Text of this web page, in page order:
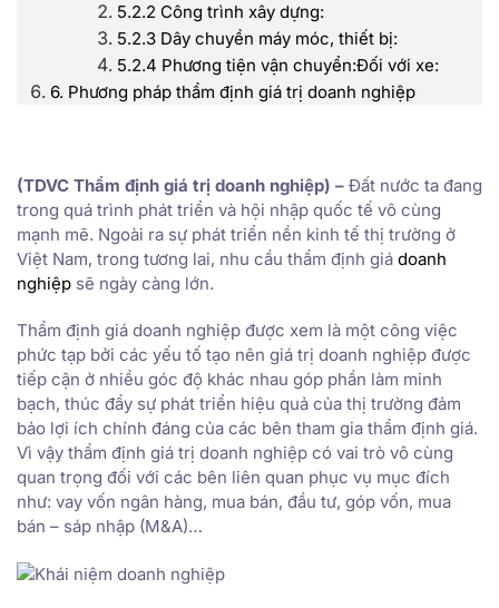
5.2.2 Công trình xây dựng:
5.2.3 Dây chuyền máy móc, thiết bị:
5.2.4 Phương tiện vận chuyển:Đối với xe:
6. Phương pháp thẩm định giá trị doanh nghiệp
(TDVC Thẩm định giá trị doanh nghiệp) – Đất nước ta đang
trong quá trình phát triển và hội nhập quốc tế vô cùng
mạnh mẽ. Ngoài ra sự phát triển nền kinh tế thị trường ở
Việt Nam, trong tương lai, nhu cầu thẩm định giá doanh
nghiệp sẽ ngày càng lớn.
Thẩm định giá doanh nghiệp được xem là một công việc
phức tạp bởi các yếu tố tạo nên giá trị doanh nghiệp được
tiếp cận ở nhiều góc độ khác nhau góp phần làm minh
bạch, thúc đẩy sự phát triển hiệu quả của thị trường đảm
bảo lợi ích chính đáng của các bên tham gia thẩm định giá.
Vì vậy thẩm định giá trị doanh nghiệp có vai trò vô cùng
quan trọng đối với các bên liên quan phục vụ mục đích
như: vay vốn ngân hàng, mua bán, đầu tư, góp vốn, mua
bán – sáp nhập (M&A)…